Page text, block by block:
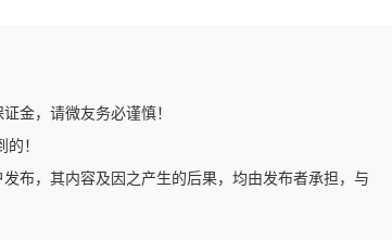
金，请微友务必谨慎！
的！
布，其内容及因之产生的后果，均由发布者承担，与